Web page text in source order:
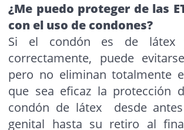
¿Me puedo proteger de las
con el uso de condones?
Si el condón es de látex
correctamente, puede
pero no eliminan totalmente
que sea eficaz la protección
condón de látex desde
genital hasta su retiro al